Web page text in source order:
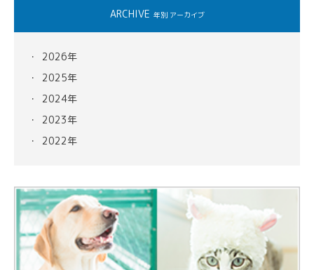
ARCHIVE 年別 アーカイブ
2026年
2025年
2024年
2023年
2022年